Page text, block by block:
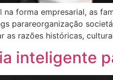
forma empresarial, as
parareorganização
as razões históricas,
inteligente